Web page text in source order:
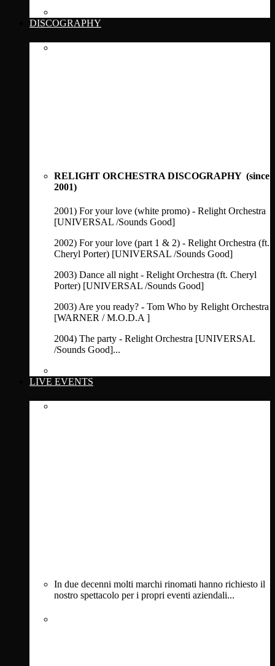
DISCOGRAPHY
RELIGHT ORCHESTRA DISCOGRAPHY (since
2001)
2001) For your love (white promo) - Relight Orchestra
[UNIVERSAL /Sounds Good]
2002) For your love (part 1 & 2) - Relight Orchestra (ft.
Cheryl Porter) [UNIVERSAL /Sounds Good]
2003) Dance all night - Relight Orchestra (ft. Cheryl
Porter) [UNIVERSAL /Sounds Good]
2003) Are you ready? - Tom Who by Relight Orchestra
[WARNER / M.O.D.A ]
2004) The party - Relight Orchestra [UNIVERSAL
/Sounds Good]...
LIVE EVENTS
In due decenni molti marchi rinomati hanno richiesto il
nostro spettacolo per i propri eventi aziendali...